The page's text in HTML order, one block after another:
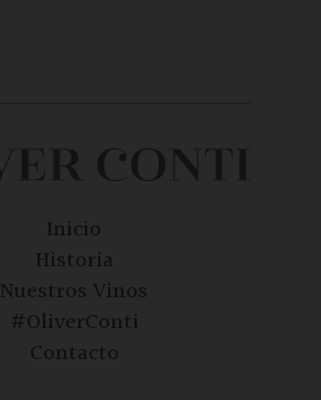
Inicio
Historia
Nuestros Vinos
#OliverConti
Contacto